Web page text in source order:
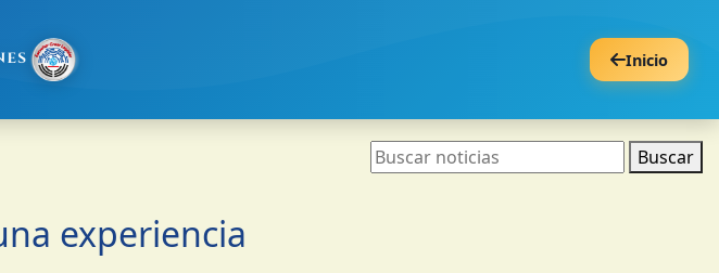
Inicio
experiencia
Buscar